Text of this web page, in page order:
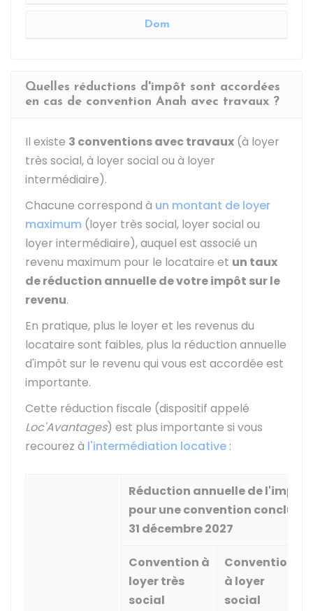
Dom
Quelles réductions d'impôt sont accordées
en cas de convention Anah avec travaux ?
Il existe 3 conventions avec travaux (à loyer
très social, à loyer social ou à loyer
intermédiaire).
Chacune correspond à un montant de loyer
maximum (loyer très social, loyer social ou
loyer intermédiaire), auquel est associé un
revenu maximum pour le locataire et un taux
de réduction annuelle de votre impôt sur le
revenu.
En pratique, plus le loyer et les revenus du
locataire sont faibles, plus la réduction annuelle
d'impôt sur le revenu qui vous est accordée est
importante.
Cette réduction fiscale (dispositif appelé
Loc'Avantages) est plus importante si vous
recourez à l'intermédiation locative :
Réduction annuelle de l'impôt
pour une convention conclue
31 décembre 2027
Convention à
loyer très
social
Convention
à loyer
social